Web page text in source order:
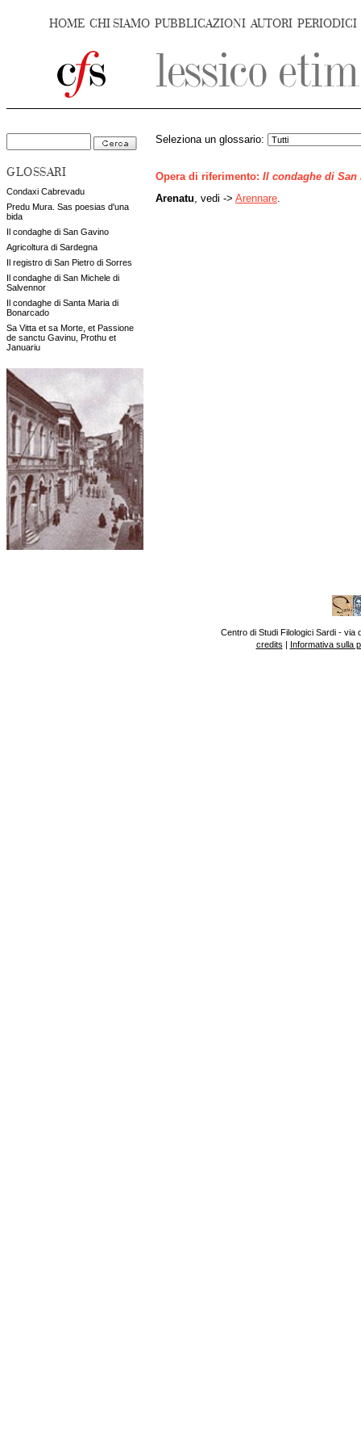
HOME CHI SIAMO PUBBLICAZIONI AUTORI PERIODICI
GLOSSARI
Condaxi Cabrevadu
Predu Mura. Sas poesias d'una
bida
Il condaghe di San Gavino
Agricoltura di Sardegna
Il registro di San Pietro di Sorres
Il condaghe di San Michele di
Salvennor
Il condaghe di Santa Maria di
Bonarcado
Sa Vitta et sa Morte, et Passione
de sanctu Gavinu, Prothu et
Januariu
Seleziona un glossario:
Opera di riferimento: Il condaghe di San
Arenatu , vedi -> Arennare
Centro di Studi Filologici Sardi - via
credits | Informativa sulla